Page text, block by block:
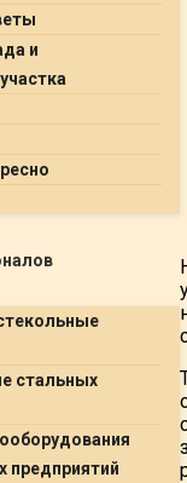
и
стальных